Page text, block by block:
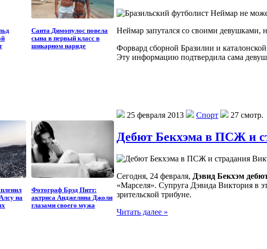
Санта Димопулос повела
сына в первый класс в
шикарном наряде
Неймар запутался со своими девушками,
Форвард сборной Бразилии и
Эту информацию подтвердила сама
на
Фотограф Брэд Питт:
актриса Анджелина Джоли
глазами своего мужа
25 февраля 2013 Спорт 27 смотр.
Дебют Бекхэма в ПСЖ и
Сегодня, 24 февраля, Дэвид Бекхэм
«Марселя». Супруга Дэвида Виктория в
зрительской трибуне.
Читать далее »